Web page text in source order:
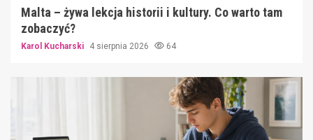
Malta – żywa lekcja historii i kultury. Co warto tam
zobaczyć?
Karol Kucharski 4 sierpnia 2026 64